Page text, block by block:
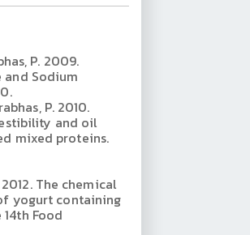
P. 2009.
Sodium
P. 2010.
and oil
mixed proteins.
The chemical
yogurt containing
Food